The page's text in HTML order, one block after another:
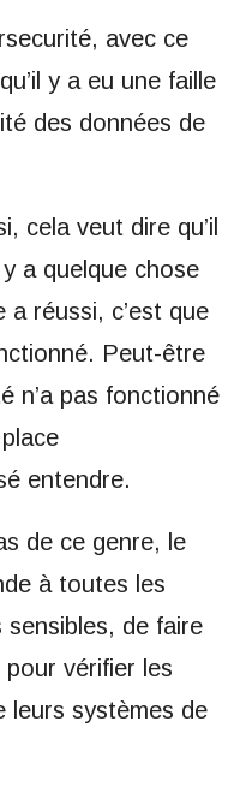
avec ce
y a eu une faille
des données de
cela veut dire qu’il
a quelque chose
a réussi, c’est que
Peut-être
n’a pas fonctionné
entendre.
de ce genre, le
à toutes les
de faire
pour vérifier les
leurs systèmes de